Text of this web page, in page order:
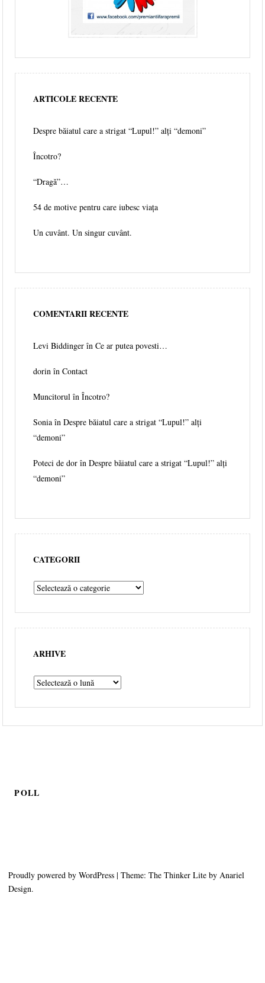
ARTICOLE RECENTE
Despre băiatul care a strigat “Lupul!” alți “demoni”
Încotro?
“Dragă”…
54 de motive pentru care iubesc viața
Un cuvânt. Un singur cuvânt.
COMENTARII RECENTE
Levi Biddinger înCe ar putea povesti…
dorin înContact
Muncitorul înÎncotro?
Sonia înDespre băiatul care a strigat “Lupul!” alți
“demoni”
Poteci de dor înDespre băiatul care a strigat “Lupul!” alți
“demoni”
CATEGORII
ARHIVE
POLL
Proudly powered by WordPress |Theme: The Thinker Lite by Anariel
Design.